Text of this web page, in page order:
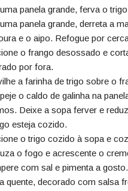
panela grande, ferva o
panela grande, derreta a
e o aipo. Refogue por
o frango desossado e
por fora.
a farinha de trigo sobre o
o caldo de galinha na
Deixe a sopa ferver e
esteja cozido.
o trigo cozido à sopa e
o fogo e acrescente o
com sal e pimenta a gosto.
quente, decorado com salsa